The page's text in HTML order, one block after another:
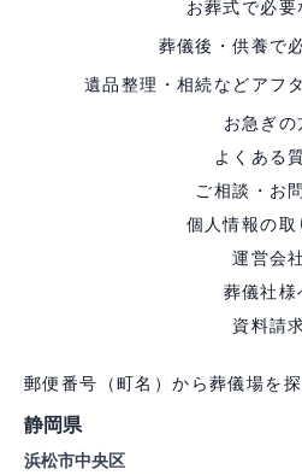
お葬式で必要
葬儀後・供養で
遺品整理・相続などアフ
お急ぎの
よくある
ご相談・お
個人情報の取
運営会社
葬儀社様
資料請
郵便番号（町名）から葬儀場を
静岡県
浜松市中央区